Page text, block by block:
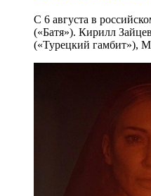
С 6 августа в
(«Батя»). Кирилл
(«Турецкий гамбит»),